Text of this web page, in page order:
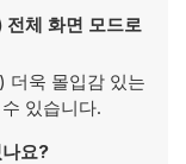
체 화면 모드로
더욱 몰입감 있는
있습니다.
요?